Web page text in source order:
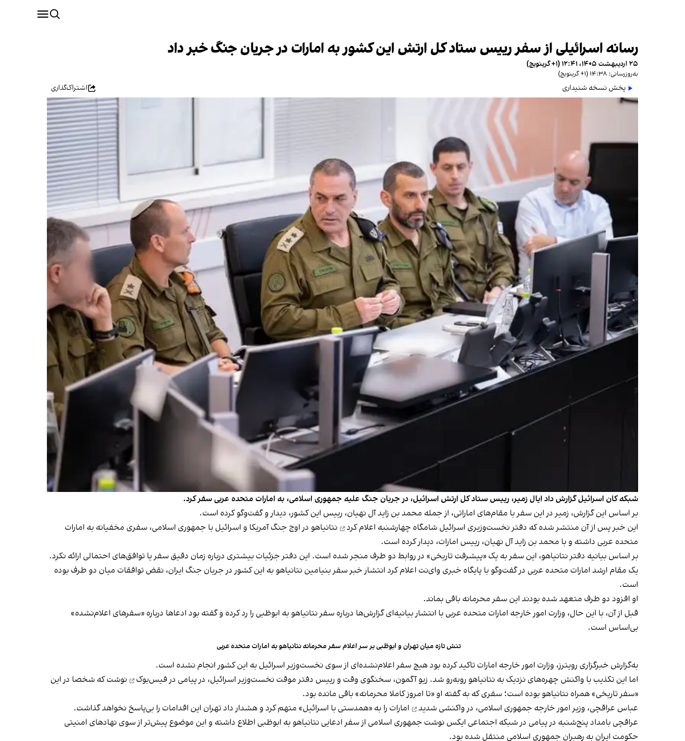
رسانه اسرائیلی از سفر رییس ستاد کل ارتش این کشور به امارات در جریان جنگ خبر داد
۲۵ اردیبهشت ۱۴۰۵، ۱۲:۴۱ (‎+۱ گرینویچ)
به‌روزرسانی: ۱۴:۳۸ (‎+۱ گرینویچ)
پخش نسخه شنیداری اشتراک‌گذاری
شبکه کان اسرائیل گزارش داد ایال زمیر، رییس ستاد کل ارتش اسرائیل، در جریان جنگ علیه جمهوری اسلامی، به امارات متحده عربی سفر کرد.
بر اساس این گزارش، زمیر در این سفر با مقام‌های اماراتی، از جمله محمد بن زاید آل نهیان، رییس این کشور، دیدار و گفت‌وگو کرده است.
این خبر پس از آن منتشر شده که دفتر نخست‌وزیری اسرائیل شامگاه چهارشنبه اعلام کرد
نتانیاهو در اوج جنگ آمریکا و اسرائیل با جمهوری اسلامی، سفری مخفیانه به امارات
متحده عربی داشته و با محمد بن زاید آل نهیان، رییس امارات، دیدار کرده است.
بر اساس بیانیه دفتر نتانیاهو، این سفر به یک «پیشرفت تاریخی» در روابط دو طرف منجر شده است. این دفتر جزئیات بیشتری درباره زمان دقیق سفر یا توافق‌های احتمالی ارائه نکرد.
یک مقام ارشد امارات متحده عربی در گفت‌وگو با پایگاه خبری وای‌نت اعلام کرد انتشار خبر سفر بنیامین نتانیاهو به این کشور در جریان جنگ ایران، نقض توافقات میان دو طرف بوده
است.
او افزود دو طرف متعهد شده بودند این سفر محرمانه باقی بماند.
قبل از آن، با این حال، وزارت امور خارجه امارات متحده عربی با انتشار بیانیه‌ای گزارش‌ها درباره سفر نتانیاهو به ابوظبی را رد کرده و گفته بود ادعاها درباره «سفرهای اعلام‌نشده»
بی‌اساس است.
تنش تازه میان تهران و ابوظبی بر سر اعلام سفر محرمانه نتانیاهو به امارات متحده عربی
به‌گزارش خبرگزاری رویترز، وزارت امور خارجه امارات تاکید کرده بود هیچ سفر اعلام‌نشده‌ای از سوی نخست‌وزیر اسرائیل به این کشور انجام نشده است.
اما این تکذیب با واکنش چهره‌های نزدیک به نتانیاهو روبه‌رو شد. زیو آگمون، سخنگوی وقت و رییس دفتر موقت نخست‌وزیر اسرائیل، درپیامی در فیس‌بوک
نوشت که شخصا در این
«سفر تاریخی» همراه نتانیاهو بوده است؛ سفری که به گفته او «تا امروز کاملا محرمانه» باقی مانده بود.
عباس عراقچی، وزیر امور خارجه جمهوری اسلامی، درواکنشی شدید
امارات را به «همدستی با اسرائیل» متهم کرد و هشدار داد تهران این اقدامات را بی‌پاسخ نخواهد گذاشت.
عراقچی بامداد پنج‌شنبه در پیامی در شبکه اجتماعی ایکس نوشت جمهوری اسلامی از سفر ادعایی نتانیاهو به ابوظبی اطلاع داشته و این موضوع پیش‌تر از سوی نهادهای امنیتی
حکومت ایران به رهبران جمهوری اسلامی منتقل شده بود.